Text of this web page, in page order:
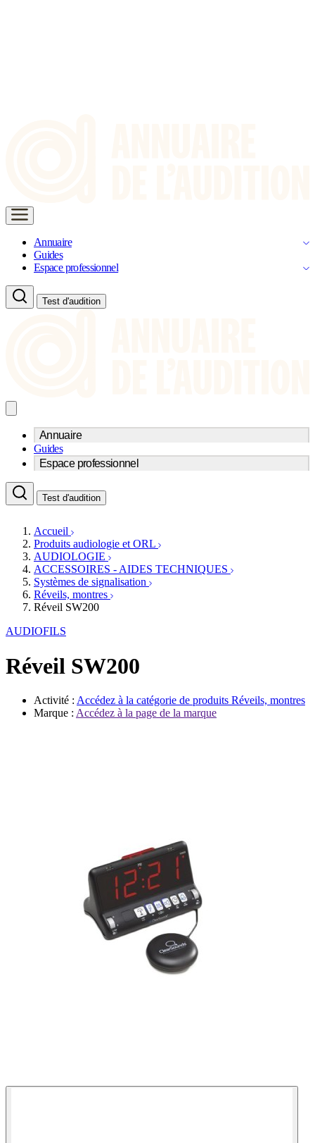
Annuaire
Guides
Espace professionnel
Test d'audition
Annuaire
Trouvez un professionnel de l'audition
Centre d'audioprothèse
Médecins ORL & Phoniatres
Écoles spécialisées
Fournisseurs
Associations
Guides
Espace professionnel
Acteurs et services
Fournisseurs
Services ORL
Orthophonistes
Formations et écoles
Organismes / Syndicats
Produits
Ressources
Actualités
AuditionTV
Évènements
Test d'audition
Accueil
Produits audiologie et ORL
AUDIOLOGIE
ACCESSOIRES - AIDES TECHNIQUES
Systèmes de signalisation
Réveils, montres
Réveil SW200
AUDIOFILS
Réveil SW200
Activité : Accédez à la catégorie de produits Réveils, montres
Marque : Accédez à la page de la marque